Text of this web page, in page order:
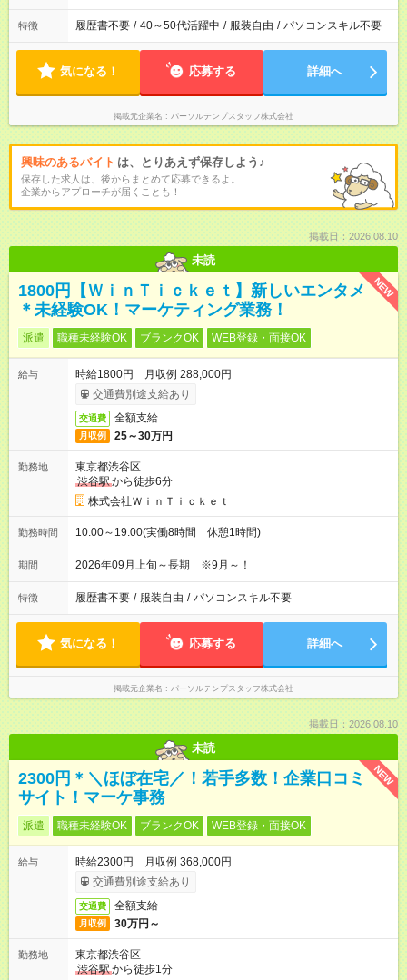
特徴 履歴書不要 / 40～50代活躍中 / 服装自由 / パソコンスキル不要
気になる！ 応募する 詳細へ
掲載元企業名 パーソルテンプスタッフ株式会社
興味のあるバイト は、とりあえず保存しよう♪
保存した求人は、後からまとめて応募できるよ。
企業からアプローチが届くことも！
掲載日：2026.08.10
未読
NEW
1800円【ＷｉｎＴｉｃｋｅｔ】新しいエンタメ
＊未経験OK！マーケティング業務！
派遣 職種未経験OK ブランクOK WEB登録・面接OK
給与
時給1800円 月収例 288,000円
交通費別途支給あり
交通費 全額支給
月収例 25～30万円
勤務地
東京都渋谷区
渋谷駅から徒歩6分
株式会社ＷｉｎＴｉｃｋｅｔ
勤務時間 10:00～19:00(実働8時間 休憩1時間)
期間 2026年09月上旬～長期 ※9月～！
特徴 履歴書不要 / 服装自由 / パソコンスキル不要
気になる！ 応募する 詳細へ
掲載元企業名 パーソルテンプスタッフ株式会社
掲載日：2026.08.10
未読
NEW
2300円＊＼ほぼ在宅／！若手多数！企業口コミ
サイト！マーケ事務
派遣 職種未経験OK ブランクOK WEB登録・面接OK
給与
時給2300円 月収例 368,000円
交通費別途支給あり
交通費 全額支給
月収例 30万円～
勤務地
東京都渋谷区
渋谷駅から徒歩1分